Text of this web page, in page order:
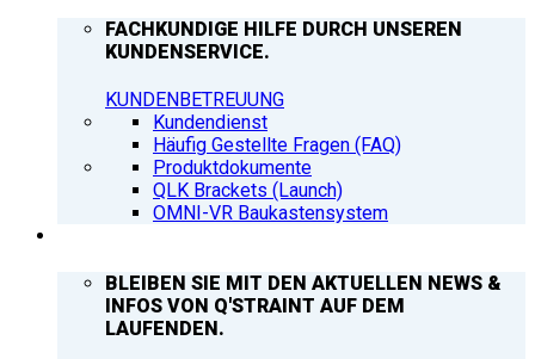
FACHKUNDIGE HILFE DURCH UNSEREN
KUNDENSERVICE.
KUNDENBETREUUNG
Kundendienst
Häufig Gestellte Fragen (FAQ)
Produktdokumente
QLK Brackets (Launch)
OMNI-VR Baukastensystem
BLEIBEN SIE MIT DEN AKTUELLEN NEWS &
INFOS VON Q'STRAINT AUF DEM
LAUFENDEN.